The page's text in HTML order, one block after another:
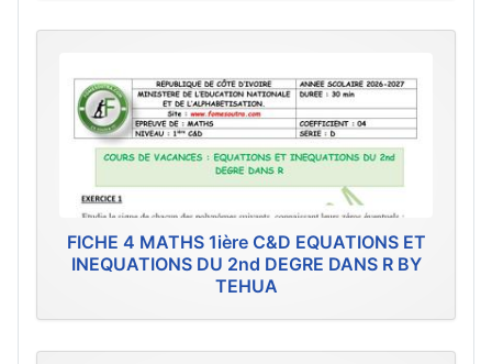
FICHE 4 MATHS 1ière C&D EQUATIONS ET
INEQUATIONS DU 2nd DEGRE DANS R BY
TEHUA